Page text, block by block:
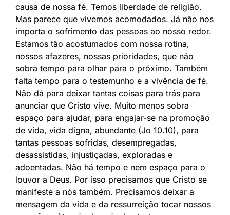
causa de nossa fé. Temos liberdade de religião.
Mas parece que vivemos acomodados. Já não nos
importa o sofrimento das pessoas ao nosso redor.
Estamos tão acostumados com nossa rotina,
nossos afazeres, nossas prioridades, que não
sobra tempo para olhar para o próximo. Também
falta tempo para o testemunho e a vivência de fé.
Não dá para deixar tantas coisas para trás para
anunciar que Cristo vive. Muito menos sobra
espaço para ajudar, para engajar-se na promoção
de vida, vida digna, abundante (Jo 10.10), para
tantas pessoas sofridas, desempregadas,
desassistidas, injustiçadas, exploradas e
adoentadas. Não há tempo e nem espaço para o
louvor a Deus. Por isso precisamos que Cristo se
manifeste a nós também. Precisamos deixar a
mensagem da vida e da ressurreição tocar nossos